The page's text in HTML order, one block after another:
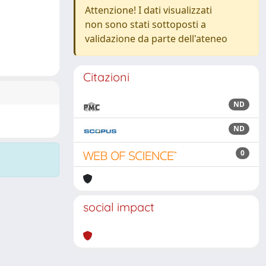
Attenzione! I dati visualizzati
non sono stati sottoposti a
validazione da parte dell'ateneo
Citazioni
ND
ND
0
social impact